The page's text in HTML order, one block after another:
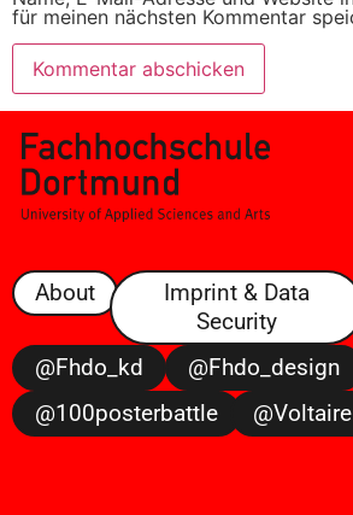
für meinen nächsten Kommentar
About
Imprint & Data
Security
@fhdo_kd
@fhdo_design
@100posterbattle
@voltaire